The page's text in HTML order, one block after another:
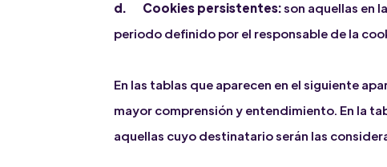
d. Cookies persistentes:son aquellas en
periodo definido por el responsable de la
En las tablas que aparecen en el siguiente
mayor comprensión y entendimiento. En la
aquellas cuyo destinatario serán las